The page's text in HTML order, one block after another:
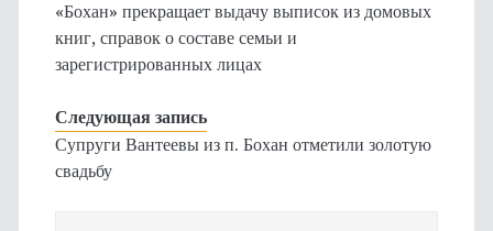
«Бохан» прекращает выдачу выписок из домовых
книг, справок о составе семьи и
зарегистрированных лицах
Следующая запись
Супруги Вантеевы из п. Бохан отметили золотую
свадьбу